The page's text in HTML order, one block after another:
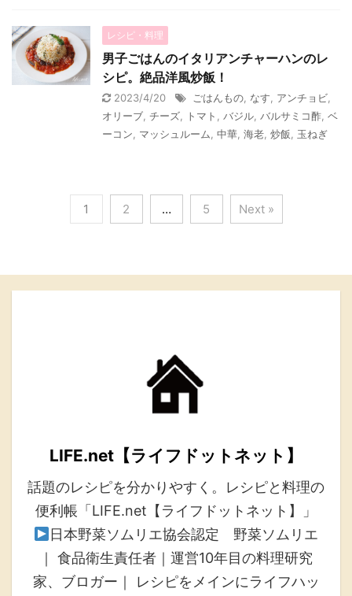
レシピ・料理
男子ごはんのイタリアンチャーハンのレ
シピ。絶品洋風炒飯！
2023/4/20 ごはんもの なす アンチョビ
オリーブ チーズ トマト バジル バルサミコ酢 ベ
ーコン
マッシュルーム 中華 海老 炒飯 玉ねぎ
1 2 … 5 Next »
LIFE.net【ライフドットネット】
話題のレシピを分かりやすく。レシピと料理の
便利帳「LIFE.net【ライフドットネット】」
日本野菜ソムリエ協会認定 野菜ソムリエ
｜ 食品衛生責任者｜運営10年目の料理研究
家、ブロガー｜ レシピをメインにライフハッ